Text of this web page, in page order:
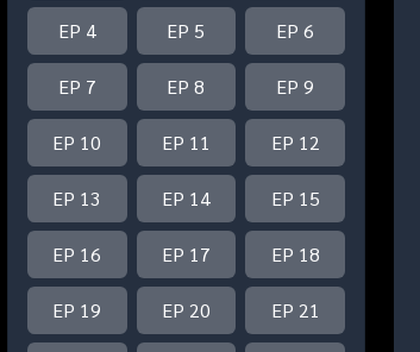
EP 4 EP 5 EP 6
EP 7 EP 8 EP 9
EP 10 EP 11 EP 12
EP 13 EP 14 EP 15
EP 16 EP 17 EP 18
EP 19 EP 20 EP 21